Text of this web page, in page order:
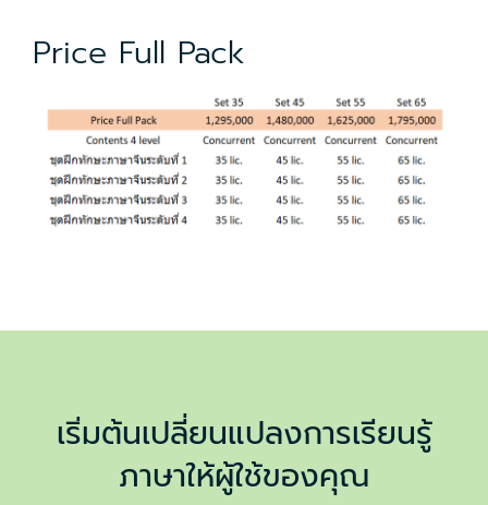
Price Full Pack
เริ่มต้นเปลี่ยนแปลงการเรียนรู้
ภาษาให้ผู้ใช้ของคุณ